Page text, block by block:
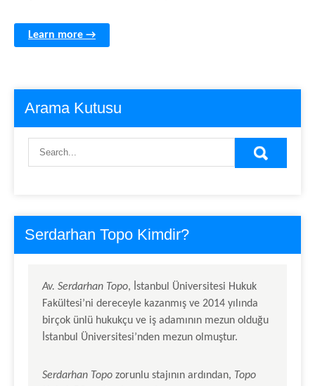
Learn more →
Arama Kutusu
Serdarhan Topo Kimdir?
Av. Serdarhan Topo, İstanbul Üniversitesi Hukuk
Fakültesi’ni dereceyle kazanmış ve 2014 yılında
birçok ünlü hukukçu ve iş adamının mezun olduğu
İstanbul Üniversitesi’nden mezun olmuştur.
Serdarhan Topo zorunlu stajının ardından, Topo